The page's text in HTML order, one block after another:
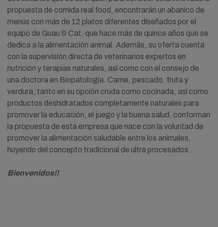
propuesta de comida real food, encontrarán un abanico de
menús con más de 12 platos diferentes diseñados por el
equipo de Guau & Cat, que hace más de quince años que se
dedica a la alimentación animal. Además, su oferta cuenta
con la supervisión directa de veterinarios expertos en
nutrición y terapias naturales, así como con el consejo de
una doctora en Biopatología. Carne, pescado, fruta y
verdura, tanto en su opción cruda como cocinada, así como
productos deshidratados completamente naturales para
promover la educación, el juego y la buena salud, conforman
la propuesta de esta empresa que nace con la voluntad de
promover la alimentación saludable entre los animales,
huyendo del concepto tradicional de ultra procesados.
Bienvenidos!!